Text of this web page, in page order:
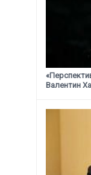
Валентин